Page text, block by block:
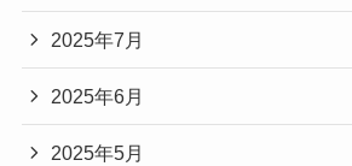
2025年7月
2025年6月
2025年5月